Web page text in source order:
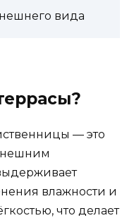
вида
— это
влажности и
что делает